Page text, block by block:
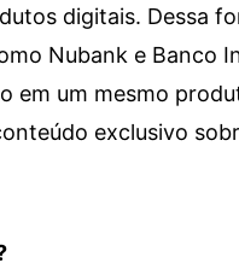
digitais. Dessa
Nubank e Banco
em um mesmo
exclusivo